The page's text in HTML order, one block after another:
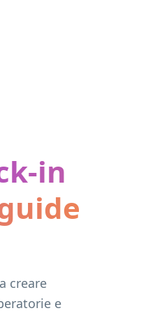
in
creare
e